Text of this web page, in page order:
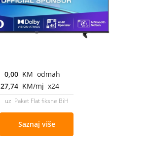
0,00 KM odmah
27,74 KM/mj x24
uz Paket Flat fiksne BiH
Saznaj više